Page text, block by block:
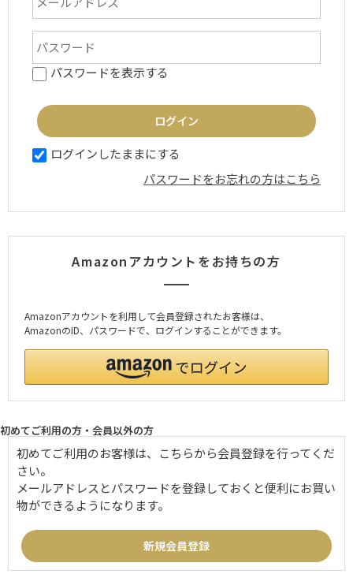
パスワードを表示する
ログインしたままにする
パスワードをお忘れの方はこちら
Amazonアカウントをお持ちの方
Amazonアカウントを利用して会員登録されたお客様は、
AmazonのID、パスワードで、ログインすることができます。
初めてご利用の方・会員以外の方
初めてご利用のお客様は、こちらから会員登録を行ってくだ
さい。
メールアドレスとパスワードを登録しておくと便利にお買い
物ができるようになります。